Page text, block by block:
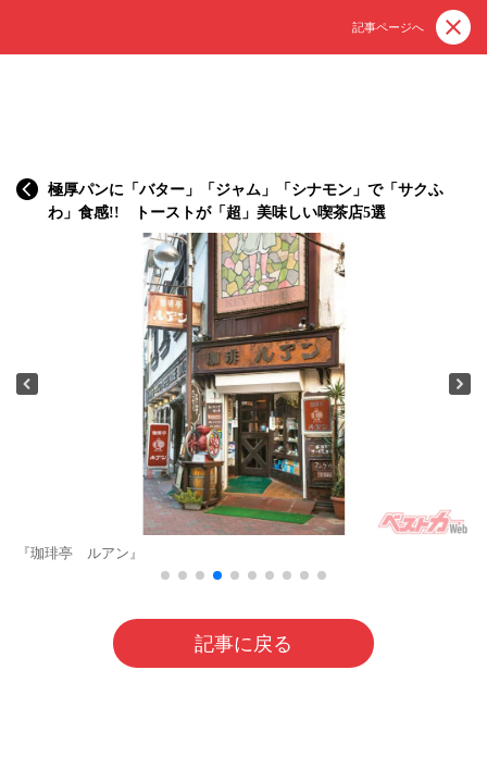
記事ページへ
極厚パンに「バター」「ジャム」「シナモン」で「サクふ
わ」食感!! トーストが「超」美味しい喫茶店5選
『珈琲亭 ルアン』
記事に戻る